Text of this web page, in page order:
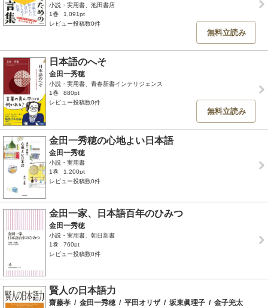
小説・実用書、池田書店
1巻
1,091pt
レビュー投稿数0件
無料立読み
日本語のへそ
金田一秀穂
小説・実用書、青春新書インテリジェンス
1巻
880pt
レビュー投稿数0件
無料立読み
金田一秀穂の心地よい日本語
金田一秀穂
小説・実用書
1巻
1,200pt
レビュー投稿数0件
金田一家、日本語百年のひみつ
金田一秀穂
小説・実用書、朝日新書
1巻
760pt
レビュー投稿数0件
賢人の日本語力
齋藤孝 / 金田一秀穂 / 平田オリザ / 坂東眞理子 / 金子兜太